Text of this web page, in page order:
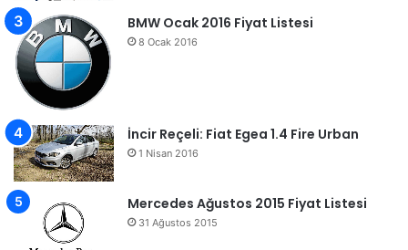
BMW Ocak 2016 Fiyat Listesi
8 Ocak 2016
İncir Reçeli: Fiat Egea 1.4 Fire Urban
1 Nisan 2016
Mercedes Ağustos 2015 Fiyat Listesi
31 Ağustos 2015